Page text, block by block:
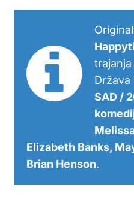
SAD /
Elizabeth Banks,
Brian Henson.